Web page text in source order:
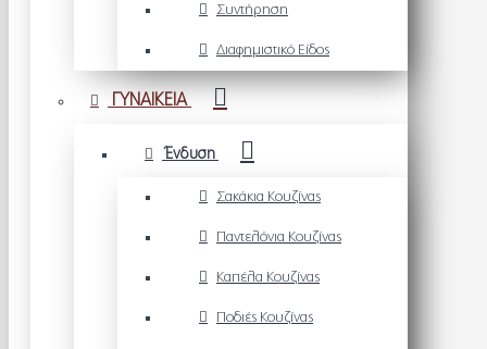
Συντήρηση
Διαφημιστικό Είδος
ΓΥΝΑΙΚΕΙΑ
Ένδυση
Σακάκια Κουζίνας
Παντελόνια Κουζίνας
Καπέλα Κουζίνας
Ποδιές Κουζίνας